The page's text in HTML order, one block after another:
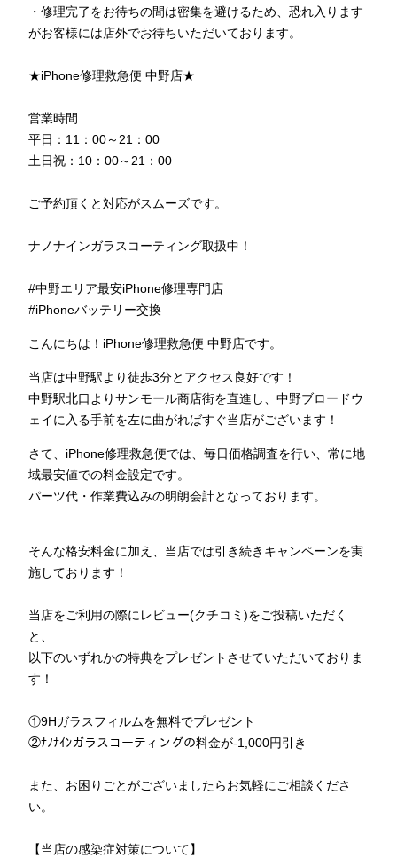
・修理完了をお待ちの間は密集を避けるため、恐れ入ります
がお客様には店外でお待ちいただいております。
★iPhone修理救急便 中野店★
営業時間
平日：11：00～21：00
土日祝：10：00～21：00
ご予約頂くと対応がスムーズです。
ナノナインガラスコーティング取扱中！
#中野エリア最安iPhone修理専門店
#iPhoneバッテリー交換
こんにちは！iPhone修理救急便 中野店です。
当店は中野駅より徒歩3分とアクセス良好です！
中野駅北口よりサンモール商店街を直進し、中野ブロードウ
ェイに入る手前を左に曲がればすぐ当店がございます！
さて、iPhone修理救急便では、毎日価格調査を行い、常に地
域最安値での料金設定です。
パーツ代・作業費込みの明朗会計となっております。
そんな格安料金に加え、当店では引き続きキャンペーンを実
施しております！
当店をご利用の際にレビュー(クチコミ)をご投稿いただく
と、
以下のいずれかの特典をプレゼントさせていただいておりま
す！
①9Hガラスフィルムを無料でプレゼント
②ﾅﾉﾅｲﾝガラスコーティングの料金が-1,000円引き
また、お困りごとがございましたらお気軽にご相談くださ
い。
【当店の感染症対策について】